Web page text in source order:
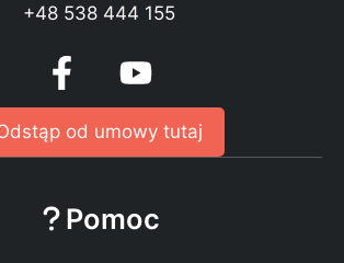
+48 538 444 155
od umowy tutaj
Pomoc